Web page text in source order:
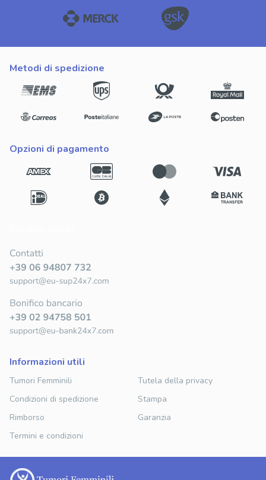
metodi di spedizione
opzioni di pagamento
informazioni utili
Tumori Femminili
Condizioni di spedizione
Rimborso
Termini e condizioni
Tutela della privacy
Stampa
Garanzia